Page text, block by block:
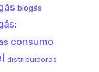
biogás
consumo
distribuidoras